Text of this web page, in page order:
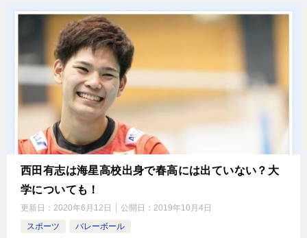
西田有志は海星高校出身で春高には出ていない？大
学についても！
更新日： 2020年6月12日 公開日： 2019年10月4日
スポーツ
バレーボール